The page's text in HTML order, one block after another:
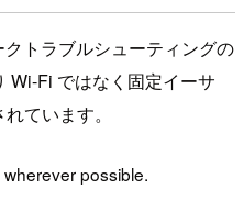
トラブルシューティングの
Wi-Fi ではなく固定イーサ
ています。
possible.